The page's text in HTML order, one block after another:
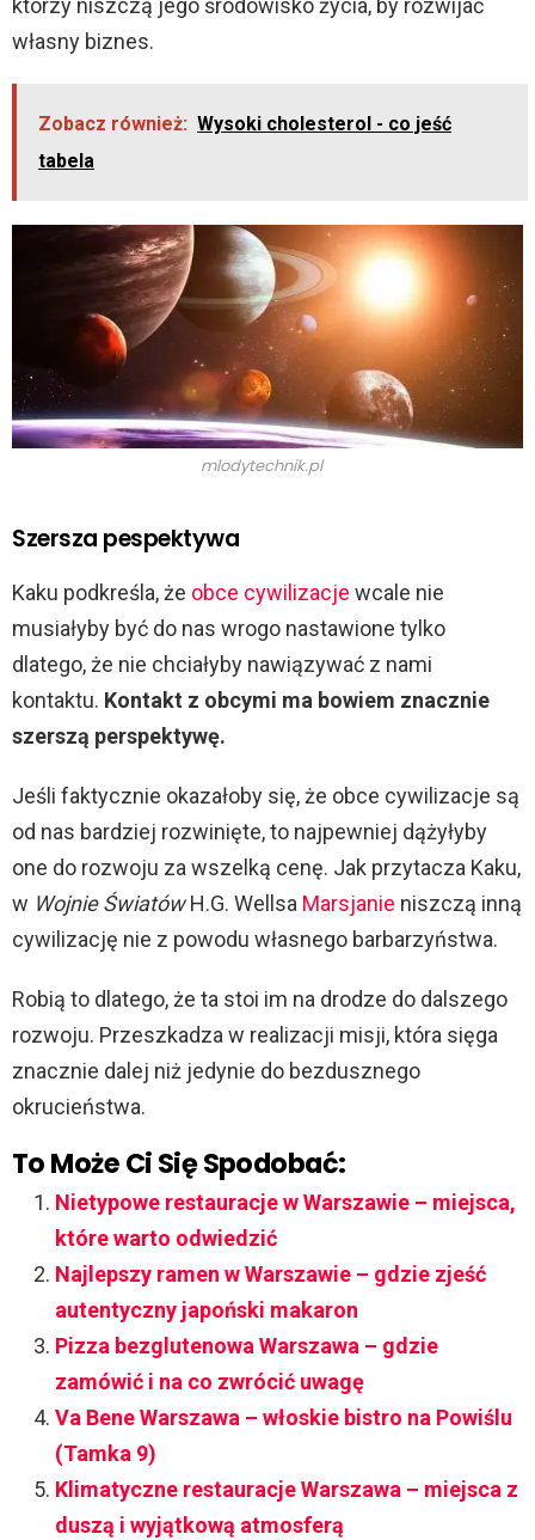
którzy niszczą jego środowisko życia, by rozwijać
własny biznes.
Zobacz również: Wysoki cholesterol - co jeść
tabela
mlodytechnik.pl
Szersza pespektywa
Kaku podkreśla, że obce cywilizacje wcale nie
musiałyby być do nas wrogo nastawione tylko
dlatego, że nie chciałyby nawiązywać z nami
kontaktu. Kontakt z obcymi ma bowiem znacznie
szerszą perspektywę.
Jeśli faktycznie okazałoby się, że obce cywilizacje są
od nas bardziej rozwinięte, to najpewniej dążyłyby
one do rozwoju za wszelką cenę. Jak przytacza Kaku,
w Wojnie ŚwiatówH.G. Wellsa Marsjanie niszczą inną
cywilizację nie z powodu własnego barbarzyństwa.
Robią to dlatego, że ta stoi im na drodze do dalszego
rozwoju. Przeszkadza w realizacji misji, która sięga
znacznie dalej niż jedynie do bezdusznego
okrucieństwa.
To Może Ci Się Spodobać:
Nietypowe restauracje w Warszawie – miejsca,
które warto odwiedzić
Najlepszy ramen w Warszawie – gdzie zjeść
autentyczny japoński makaron
Pizza bezglutenowa Warszawa – gdzie
zamówić i na co zwrócić uwagę
Va Bene Warszawa – włoskie bistro na Powiślu
(Tamka 9)
Klimatyczne restauracje Warszawa – miejsca z
duszą i wyjątkową atmosferą